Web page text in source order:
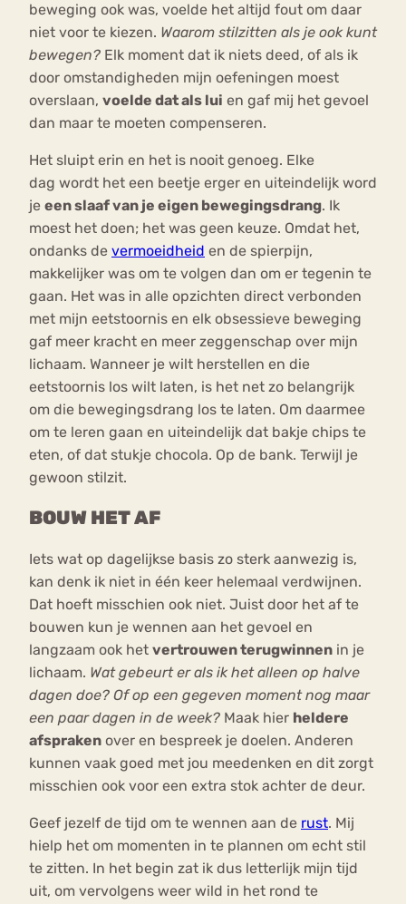
beweging ook was, voelde het altijd fout om daar
niet voor te kiezen. Waarom stilzitten als je ook kunt
bewegen? Elk moment dat ik niets deed, of als ik
door omstandigheden mijn oefeningen moest
overslaan, voelde dat als lui en gaf mij het gevoel
dan maar te moeten compenseren.
Het sluipt erin en het is nooit genoeg. Elke
dag wordt het een beetje erger en uiteindelijk word
je een slaaf van je eigen bewegingsdrang. Ik
moest het doen; het was geen keuze. Omdat het,
ondanks de vermoeidheid en de spierpijn,
makkelijker was om te volgen dan om er tegenin te
gaan. Het was in alle opzichten direct verbonden
met mijn eetstoornis en elk obsessieve beweging
gaf meer kracht en meer zeggenschap over mijn
lichaam. Wanneer je wilt herstellen en die
eetstoornis los wilt laten, is het net zo belangrijk
om die bewegingsdrang los te laten. Om daarmee
om te leren gaan en uiteindelijk dat bakje chips te
eten, of dat stukje chocola. Op de bank. Terwijl je
gewoon stilzit.
BOUW HET AF
Iets wat op dagelijkse basis zo sterk aanwezig is,
kan denk ik niet in één keer helemaal verdwijnen.
Dat hoeft misschien ook niet. Juist door het af te
bouwen kun je wennen aan het gevoel en
langzaam ook het vertrouwen terugwinnen in je
lichaam. Wat gebeurt er als ik het alleen op halve
dagen doe? Of op een gegeven moment nog maar
een paar dagen in de week? Maak hier heldere
afspraken over en bespreek je doelen. Anderen
kunnen vaak goed met jou meedenken en dit zorgt
misschien ook voor een extra stok achter de deur.
Geef jezelf de tijd om te wennen aan de rust. Mij
hielp het om momenten in te plannen om echt stil
te zitten. In het begin zat ik dus letterlijk mijn tijd
uit, om vervolgens weer wild in het rond te